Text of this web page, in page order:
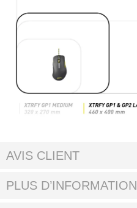
AVIS CLIENT
PLUS D’INFORMATION